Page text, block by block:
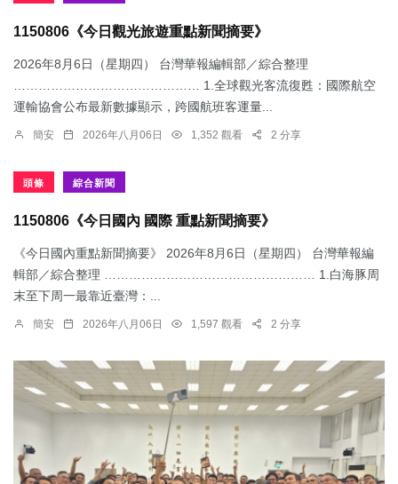
1150806《今日觀光旅遊重點新聞摘要》
2026年8月6日（星期四） 台灣華報編輯部／綜合整理
……………………………………… 1.​全球觀光客流復甦：國際航空
運輸協會公布最新數據顯示，跨國航班客運量...
簡安 2026年八月06日 1,352 觀看 2 分享
頭條 綜合新聞
1150806《今日國內 國際 重點新聞摘要》
《今日國內重點新聞摘要》 2026年8月6日（星期四） 台灣華報編
輯部／綜合整理 …………………………………………… 1.​白海豚周
末至下周一最靠近臺灣：...
簡安 2026年八月06日 1,597 觀看 2 分享